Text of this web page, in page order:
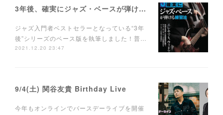
3年後、確実にジャズ・ベースが弾ける練習法
ジャズ入門者ベストセラーとなっている“3年
後”シリーズのベース版を執筆しました！普…
2021.12.20 23:47
9/4(土) 関谷友貴 Birthday Live
今年もオンラインでバースデーライブを開催